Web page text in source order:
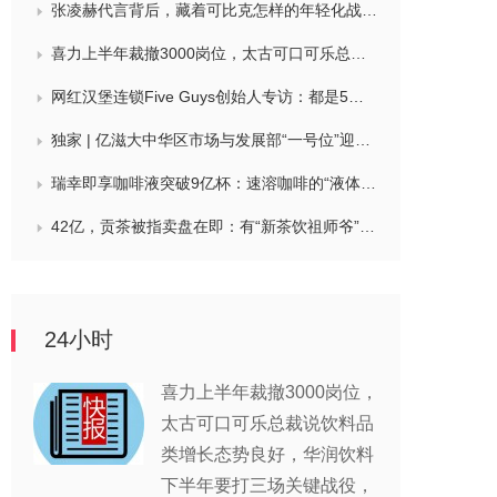
张凌赫代言背后，藏着可比克怎样的年轻化战略？
喜力上半年裁撤3000岗位，太古可口可乐总裁说饮料品类增长态势良好，华润饮料下半年要打三场关键战役，帝亚吉欧新帅努力应对白酒市场影响
网红汉堡连锁Five Guys创始人专访：都是5个儿子和妻子在打理，绝不会与麦当劳正面竞争，要公司上市或卖盘的建议不时出现
独家 | 亿滋大中华区市场与发展部“一号位”迎来新变动，曲向明将卸任
瑞幸即享咖啡液突破9亿杯：速溶咖啡的“液体时代”是如何炼成的？
42亿，贡茶被指卖盘在即：有“新茶饮祖师爷”之称，贝恩资本拟接手
24小时
喜力上半年裁撤3000岗位，
太古可口可乐总裁说饮料品
类增长态势良好，华润饮料
下半年要打三场关键战役，